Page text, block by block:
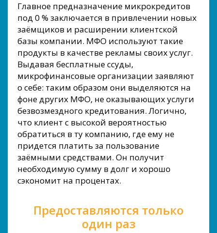
Главное предназначение микрокредитов
под 0 % заключается в привлечении новых
заёмщиков и расширении клиентской
базы компании. МФО используют такие
продукты в качестве рекламы своих услуг.
Выдавая бесплатные ссуды,
микрофинансовые организации заявляют
о себе: таким образом они выделяются на
фоне других МФО, не оказывающих услуги
безвозмездного кредитования. Логично,
что клиент с высокой вероятностью
обратиться в ту компанию, где ему не
придется платить за пользование
заёмными средствами. Он получит
необходимую сумму в долг и хорошо
сэкономит на процентах.
Предоставляются только
один раз